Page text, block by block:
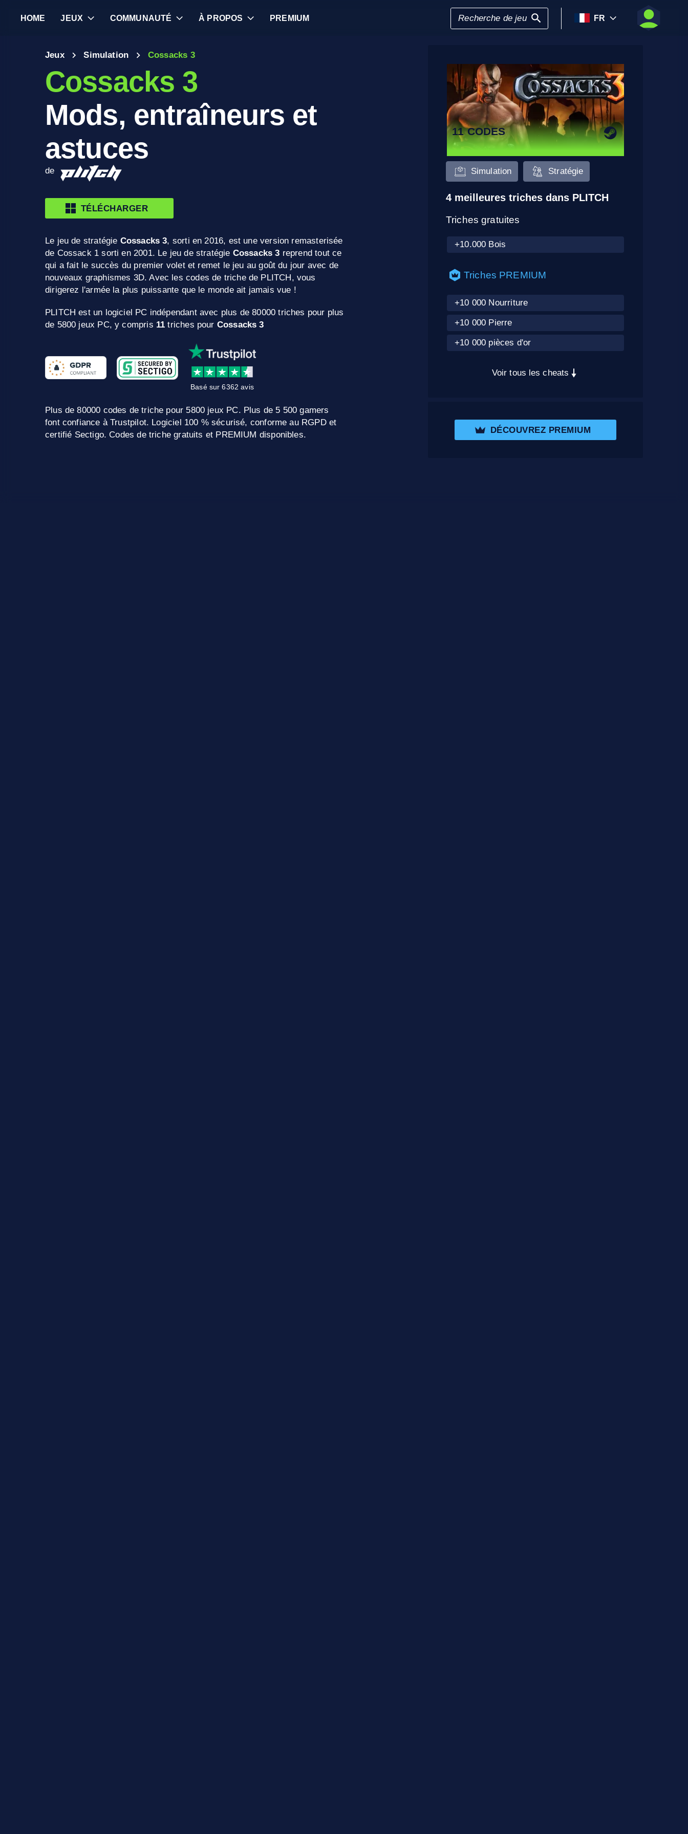
HOME JEUX COMMUNAUTÉ À PROPOS PREMIUM FR
Jeux Simulation Cossacks 3
Cossacks 3
Mods, entraîneurs et
astuces
de
TÉLÉCHARGER
Le jeu de stratégie Cossacks 3, sorti en 2016, est une version remasterisée
de Cossack 1 sorti en 2001. Le jeu de stratégie Cossacks 3 reprend tout ce
qui a fait le succès du premier volet et remet le jeu au goût du jour avec de
nouveaux graphismes 3D. Avec les codes de triche de PLITCH, vous
dirigerez l'armée la plus puissante que le monde ait jamais vue !
PLITCH est un logiciel PC indépendant avec plus de 80000 triches pour plus
de 5800 jeux PC, y compris 11 triches pour Cossacks 3
Basé sur 6362 avis
Plus de 80000 codes de triche pour 5800 jeux PC. Plus de 5 500 gamers
font confiance à Trustpilot. Logiciel 100 % sécurisé, conforme au RGPD et
certifié Sectigo. Codes de triche gratuits et PREMIUM disponibles.
11 CODES
Simulation Stratégie
4 meilleures triches dans PLITCH
Triches gratuites
+10.000 Bois
Triches PREMIUM
+10 000 Nourriture
+10 000 Pierre
+10 000 pièces d'or
Voir tous les cheats
DÉCOUVREZ PREMIUM